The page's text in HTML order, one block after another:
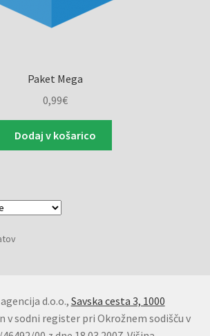
Paket Mega
0,99€
Dodaj v košarico
d.o.o., Savska cesta 3, 1000
v sodni register pri Okrožnem sodišču v